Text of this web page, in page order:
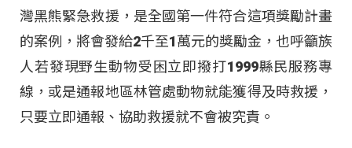
灣黑熊緊急救援，是全國第一件符合這項獎勵計畫
的案例，將會發給2千至1萬元的獎勵金，也呼籲族
人若發現野生動物受困立即撥打1999縣民服務專
線，或是通報地區林管處動物就能獲得及時救援，
只要立即通報、協助救援就不會被究責。